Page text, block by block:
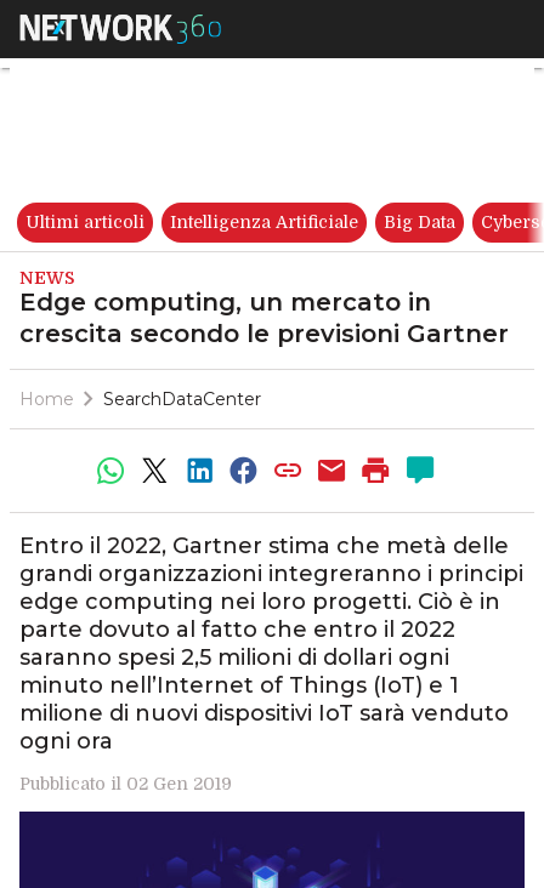
Edge computing, un
Ultimi articoli Intelligenza Artificiale Big Data
NEWS
Edge computing, un mercato in
crescita secondo le previsioni Gartner
Home SearchDataCenter
Entro il 2022, Gartner stima che metà delle
grandi organizzazioni integreranno i principi
edge computing nei loro progetti. Ciò è in
parte dovuto al fatto che entro il 2022
saranno spesi 2,5 milioni di dollari ogni
minuto nell’Internet of Things (IoT) e 1
milione di nuovi dispositivi IoT sarà venduto
ogni ora
Pubblicato il 02 Gen 2019